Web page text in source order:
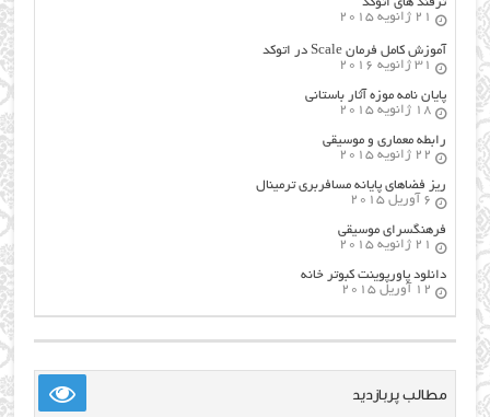
ترفند های اتوکد
21 ژانویه 2015
آموزش کامل فرمان Scale در اتوکد
31 ژانویه 2016
پایان نامه موزه آثار باستانی
18 ژانویه 2015
رابطه معماری و موسیقی
22 ژانویه 2015
ریز فضاهای پایانه مسافربری ترمینال
6 آوریل 2015
فرهنگسراي موسيقي
21 ژانویه 2015
دانلود پاورپوینت کبوتر خانه
12 آوریل 2015
مطالب پربازدید